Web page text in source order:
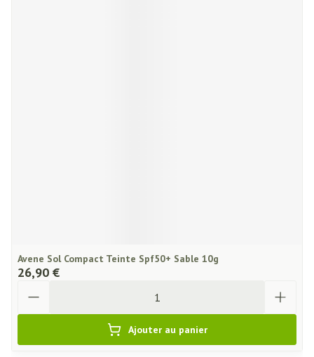
Avene Sol Compact Teinte Spf50+ Sable 10g
26,90 €
Ajouter au panier